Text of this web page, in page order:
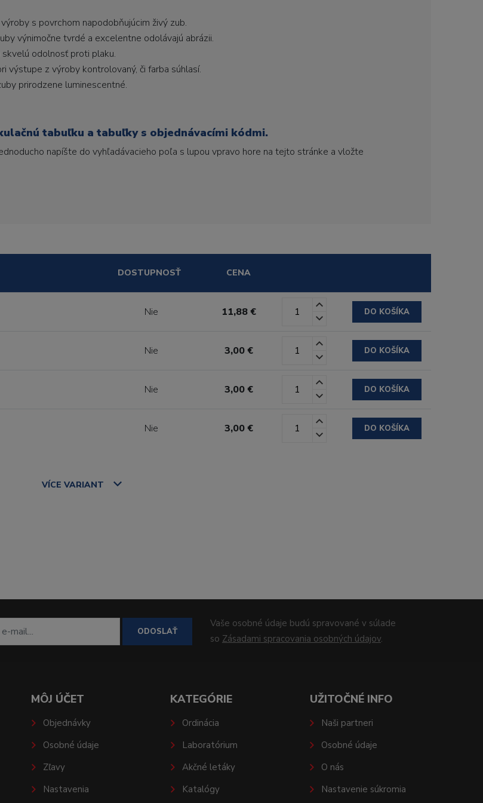
s povrchom napodobňujúcim živý zub.
výnimočne tvrdé a excelentne odolávajú abrázii.
odolnosť proti plaku.
výstupe z výroby kontrolovaný, či farba súhlasí.
prirodzene luminescentné.
tabuľku a tabuľky s objednávacími kódmi.
napíšte do vyhľadávacieho poľa s lupou vpravo hore na tejto stránke a vložte
DOSTUPNOSŤ CENA
Nie 11,88 € DO KOŠÍKA
Nie 3,00 € DO KOŠÍKA
Nie 3,00 € DO KOŠÍKA
Nie 3,00 € DO KOŠÍKA
VÍCE VARIANT
ODOSLAŤ
Vaše osobné údaje budú spravované v súlade
so Zásadami spracovania osobných údajov.
MÔJ ÚČET
Objednávky
Osobné údaje
Zľavy
Nastavenia
KATEGÓRIE
Ordinácia
Laboratórium
Akčné letáky
Katalógy
UŽITOČNÉ INFO
Naši partneri
Osobné údaje
O nás
Nastavenie súkromia